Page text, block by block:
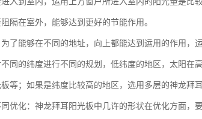
隔在室外，能够达到更好的节能作用。
了能够在不同的地址，向上都能达到运用的作用，
同的纬度进行不同的规划，低纬度的地区，太阳
等；如果是纬度比较高的地区，选用多层的神龙拜耳
优化：神龙拜耳阳光板中几许的形状在优化方面，